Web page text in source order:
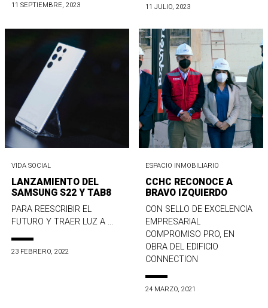
11 SEPTIEMBRE, 2023 11 JULIO, 2023
VIDA SOCIAL
LANZAMIENTO DEL
SAMSUNG S22 Y TAB8
PARA REESCRIBIR EL
FUTURO Y TRAER LUZ A ...
23 FEBRERO, 2022
ESPACIO INMOBILIARIO
CCHC RECONOCE A
BRAVO IZQUIERDO
CON SELLO DE EXCELENCIA
EMPRESARIAL
COMPROMISO PRO, EN
OBRA DEL EDIFICIO
CONNECTION
24 MARZO, 2021